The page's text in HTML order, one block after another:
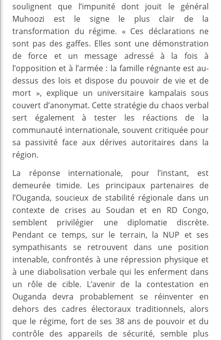
soulignent que l’impunité dont jouit le général
Muhoozi est le signe le plus clair de la
transformation du régime. « Ces déclarations ne
sont pas des gaffes. Elles sont une démonstration
de force et un message adressé à la fois à
l’opposition et à l’armée : la famille régnante est au-
dessus des lois et dispose du pouvoir de vie et de
mort », explique un universitaire kampalais sous
couvert d’anonymat. Cette stratégie du chaos verbal
sert également à tester les réactions de la
communauté internationale, souvent critiquée pour
sa passivité face aux dérives autoritaires dans la
région.
La réponse internationale, pour l’instant, est
demeurée timide. Les principaux partenaires de
l’Ouganda, soucieux de stabilité régionale dans un
contexte de crises au Soudan et en RD Congo,
semblent privilégier une diplomatie discrète.
Pendant ce temps, sur le terrain, la NUP et ses
sympathisants se retrouvent dans une position
intenable, confrontés à une répression physique et
à une diabolisation verbale qui les enferment dans
un rôle de cible. L’avenir de la contestation en
Ouganda devra probablement se réinventer en
dehors des cadres électoraux traditionnels, alors
que le régime, fort de ses 38 ans de pouvoir et du
contrôle des appareils de sécurité, semble plus